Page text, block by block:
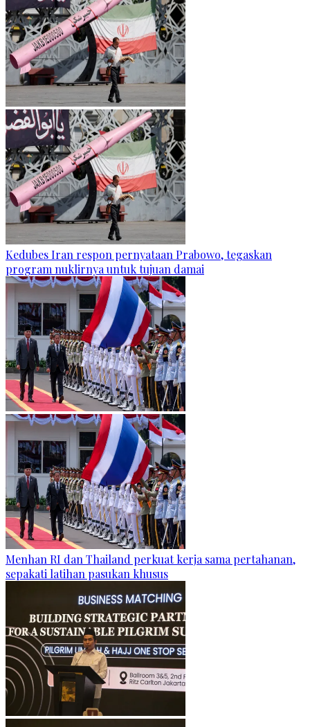
Kedubes Iran respon pernyataan Prabowo, tegaskan
program nuklirnya untuk tujuan damai
Menhan RI dan Thailand perkuat kerja sama pertahanan,
sepakati latihan pasukan khusus